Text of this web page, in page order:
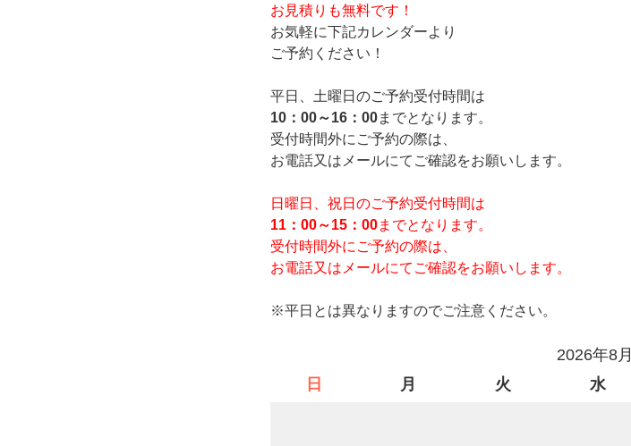
お見積りも無料です！
お気軽に下記カレンダーより
ご予約ください！
平日、土曜日のご予約受付時間は
10：00～16：00までとなります。
受付時間外にご予約の際は、
お電話又はメールにてご確認をお願いします。
日曜日、祝日 のご予約受付時間は
11：00～15：00までとなります。
受付時間外にご予約の際は、
お電話又はメールにてご確認をお願いします。
※平日とは異なりますのでご注意ください。
2026年8月
日
月 火 水